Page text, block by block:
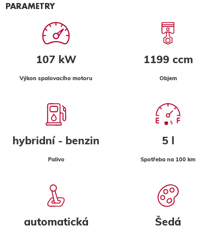
PARAMETRY
107 kW
Výkon spalovacího motoru
1199 ccm
Objem
hybridní - benzin
Palivo
5 l
Spotřeba na 100 km
automatická Šedá